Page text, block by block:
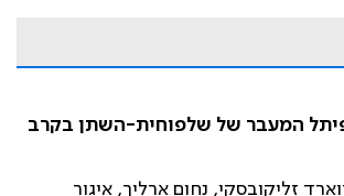
המעבר של שלפוחית-השתן בקרב
זליקובסקי, נחום ארליך, איגור